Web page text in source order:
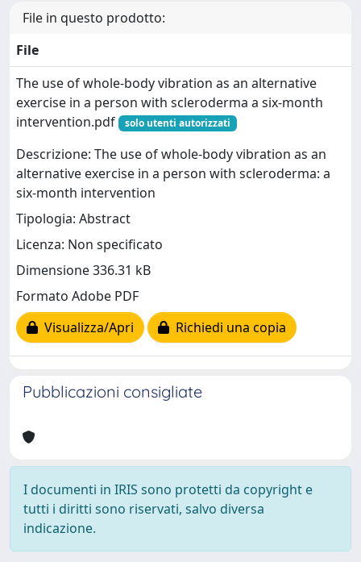
File in questo prodotto:
File
The use of whole-body vibration as an alternative
exercise in a person with scleroderma a six-month
intervention.pdf
solo utenti autorizzati
Descrizione: The use of whole-body vibration as an
alternative exercise in a person with scleroderma: a
six-month intervention
Tipologia: Abstract
Licenza: Non specificato
Dimensione 336.31 kB
Formato Adobe PDF
Visualizza/Apri
Richiedi una copia
Pubblicazioni consigliate
I documenti in IRIS sono protetti da copyright e
tutti i diritti sono riservati, salvo diversa
indicazione.